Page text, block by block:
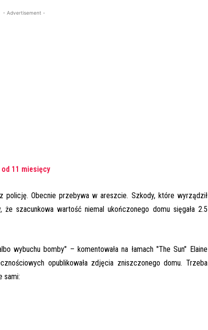
- Advertisement -
11 miesięcy
policję. Obecnie przebywa w areszcie. Szkody, które wyrządził
szacunkowa wartość niemal ukończonego domu sięgała 2.5
wybuchu bomby" – komentowała na łamach "The Sun" Elaine
opublikowała zdjęcia zniszczonego domu. Trzeba
sami: